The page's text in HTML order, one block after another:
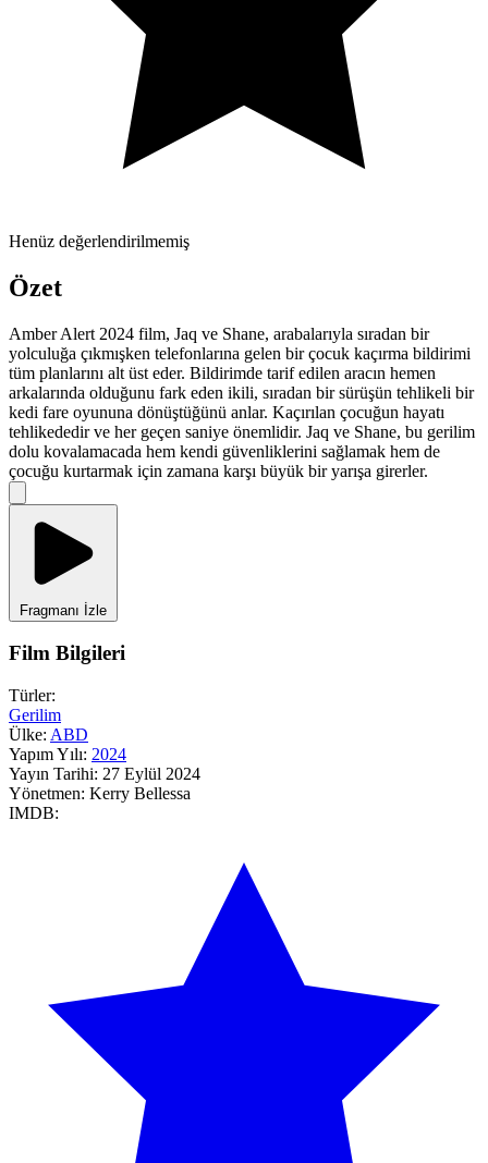
Henüz değerlendirilmemiş
Özet
Amber Alert 2024 film, Jaq ve Shane, arabalarıyla sıradan bir
yolculuğa çıkmışken telefonlarına gelen bir çocuk kaçırma bildirimi
tüm planlarını alt üst eder. Bildirimde tarif edilen aracın hemen
arkalarında olduğunu fark eden ikili, sıradan bir sürüşün tehlikeli bir
kedi fare oyununa dönüştüğünü anlar. Kaçırılan çocuğun hayatı
tehlikededir ve her geçen saniye önemlidir. Jaq ve Shane, bu gerilim
dolu kovalamacada hem kendi güvenliklerini sağlamak hem de
çocuğu kurtarmak için zamana karşı büyük bir yarışa girerler.
Fragmanı İzle
Film Bilgileri
Türler:
Gerilim
Ülke: ABD
Yapım Yılı: 2024
Yayın Tarihi: 27 Eylül 2024
Yönetmen: Kerry Bellessa
IMDB: